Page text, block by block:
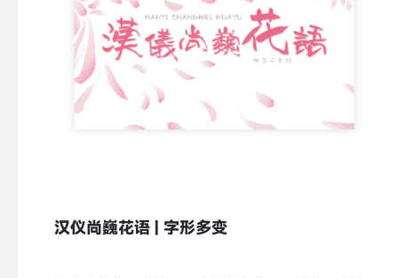
汉仪尚巍花语 | 字形多变